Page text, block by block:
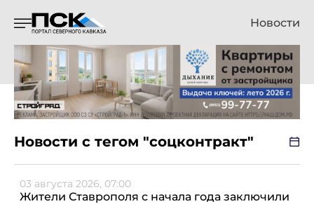
Новости
Новости с тегом "соцконтракт"
03 августа 2026, 07:00
Жители Ставрополя с начала года заключили